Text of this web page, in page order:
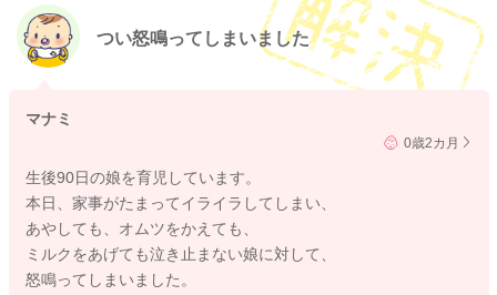
つい怒鳴ってしまいました
マナミ
0歳2カ月
生後90日の娘を育児しています。
本日、家事がたまってイライラしてしまい、
あやしても、オムツをかえても、
ミルクをあげても泣き止まない娘に対して、
怒鳴ってしまいました。